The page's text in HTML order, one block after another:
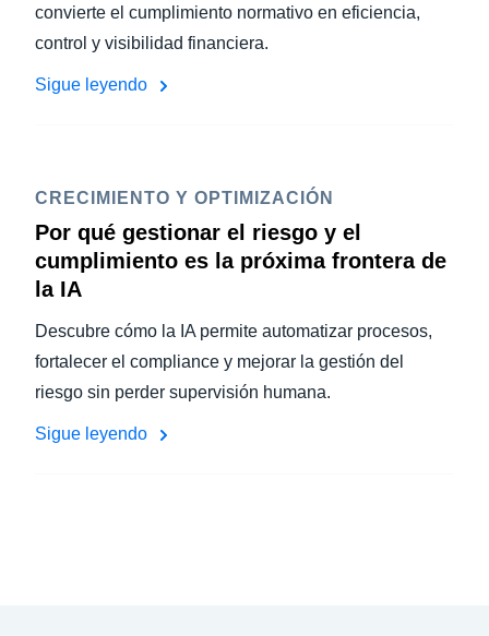
convierte el cumplimiento normativo en eficiencia,
control y visibilidad financiera.
Sigue leyendo
CRECIMIENTO Y OPTIMIZACIÓN
Por qué gestionar el riesgo y el
cumplimiento es la próxima frontera de
la IA
Descubre cómo la IA permite automatizar procesos,
fortalecer el compliance y mejorar la gestión del
riesgo sin perder supervisión humana.
Sigue leyendo